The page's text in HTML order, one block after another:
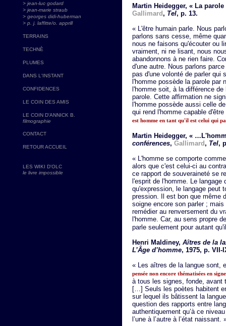
> jean-luc godard
> jean-marie straub
> georges didi-huberman
> p. j. laffitte/o. apprill
TERRAINS
TECHNÈ
PLUMES
DANS L'INSTANT
CONFIDENCES
LE COIN DES AMIS
LE COIN D'ANNICK B.
filmographie
CONTACT
RETOUR ACCUEIL
LES WIKI D'OLC
le livre impossible
Martin Heidegger, « La
Gallimard, Tel, p. 13.
« L'être humain parle. Nous
parlons sans cesse, même
nous ne faisons qu'écouter ou
vraiment, ni ne lisant, nous
abandonnons à ne rien faire.
d'une autre. Nous parlons
pas d'une volonté de parler qui
l'homme possède la parole par
l'homme soit, à la différence
parole. Cette affirmation ne
l'homme possède aussi celle
qui rend l'homme capable
est homme en tant qu'il est celui qui
Martin Heidegger, «
conférences, Gallimard, Tel,
« L'homme se comporte
alors que c'est celui-ci au
ce rapport de souveraineté se
l'esprit de l'homme. Le
qu'expression, le langage peut
pression. Il est bon que même
soigne encore son parler ;
remédier au renversement du
l'homme. Car, au sens propre
parle seulement pour autant
Henri Maldiney, Aîtres de la
L’Âge d’homme, 1975, p. VII-
« Les aîtres de la langue sont,
pensée non encore thématisées en
à tous les signes, fonde, avant
[…] Seuls les poètes habitent
sur lequel ils bâtissent la
question des rapports entre
authentiquement qu’à ce
l’une à l’autre à l’état naissant.